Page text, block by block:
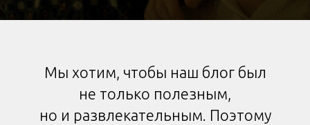
Мы хотим, чтобы наш блог был
не только полезным,
но и развлекательным. Поэтому